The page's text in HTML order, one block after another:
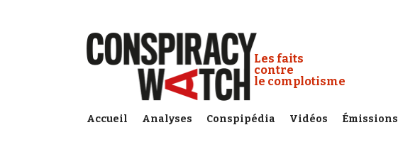
Conspiracy Watch :
Les faits
contre
le complotisme
Accueil Analyses Conspipédia Vidéos Émissions